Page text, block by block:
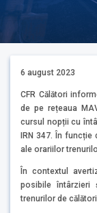
6 august 2023
CFR Călători
de pe rețeaua
cursul nopții cu
IRN 347. În
ale orariilor
În contextul
posibile întârzieri
trenurilor de